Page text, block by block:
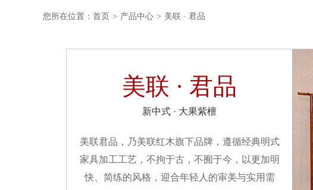
您所在位置： 首页 > 产品中心 > 美联 · 君品
美联 · 君品
新中式 · 大果紫檀
美联君品，乃美联红木旗下品牌，遵循经典明式
家具加工工艺，不拘于古，不囿于今，以更加明
快、简练的风格，迎合年轻人的审美与实用需